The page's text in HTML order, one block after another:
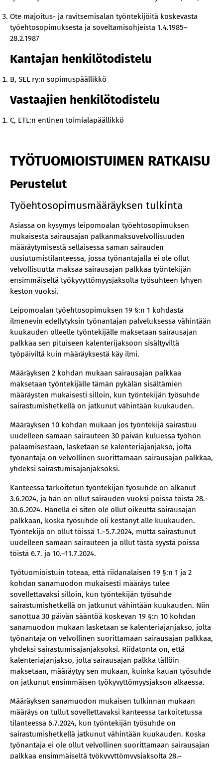
Ote majoitus- ja ravitsemisalan työntekijöitä koskevasta
työehtosopimuksesta ja soveltamisohjeista 1.4.1985–
28.2.1987
Kantajan henkilötodistelu
B, SEL ry:n sopimuspäällikkö
Vastaajien henkilötodistelu
C, ETL:n entinen toimialapäällikkö
TYÖTUOMIOISTUIMEN RATKAISU
Perustelut
Työehtosopimusmääräyksen tulkinta
Asiassa on kysymys leipomoalan työehtosopimuksen
mukaisesta sairausajan palkanmaksuvelvollisuuden
määräytymisestä sellaisessa saman sairauden
uusiutumistilanteessa, jossa työnantajalla ei ole ollut
velvollisuutta maksaa sairausajan palkkaa työntekijän
ensimmäiseltä työkyvyttömyysjaksolta työsuhteen lyhyen
keston vuoksi.
Leipomoalan työehtosopimuksen 19 §:n 1 kohdasta
ilmenevin edellytyksin työnantajan palveluksessa vähintään
kuukauden olleelle työntekijälle maksetaan sairausajan
palkkaa sen pituiseen kalenterijaksoon sisältyviltä
työpäiviltä kuin määräyksestä käy ilmi.
Määräyksen 2 kohdan mukaan sairausajan palkkaa
maksetaan työntekijälle tämän pykälän sisältämien
määräysten mukaisesti silloin, kun työntekijän työsuhde
sairastumishetkellä on jatkunut vähintään kuukauden.
Määräyksen 10 kohdan mukaan jos työntekijä sairastuu
uudelleen samaan sairauteen 30 päivän kuluessa työhön
palaamisestaan, lasketaan se kalenteriajanjakso, jolta
työnantaja on velvollinen suorittamaan sairausajan palkkaa,
yhdeksi sairastumisajanjaksoksi.
Kanteessa tarkoitetun työntekijän työsuhde on alkanut
3.6.2024, ja hän on ollut sairauden vuoksi poissa töistä 28.–
30.6.2024. Hänellä ei siten ole ollut oikeutta sairausajan
palkkaan, koska työsuhde oli kestänyt alle kuukauden.
Työntekijä on ollut töissä 1.–5.7.2024, mutta sairastunut
uudelleen samaan sairauteen ja ollut tästä syystä poissa
töistä 6.7. ja 10.–11.7.2024.
Työtuomioistuin toteaa, että riidanalaisen 19 §:n 1 ja 2
kohdan sanamuodon mukaisesti määräys tulee
sovellettavaksi silloin, kun työntekijän työsuhde
sairastumishetkellä on jatkunut vähintään kuukauden. Niin
sanottua 30 päivän sääntöä koskevan 19 §:n 10 kohdan
sanamuodon mukaan lasketaan se kalenteriajanjakso, jolta
työnantaja on velvollinen suorittamaan sairausajan palkkaa,
yhdeksi sairastumisajanjaksoksi. Riidatonta on, että
kalenteriajanjakso, jolta sairausajan palkka tällöin
maksetaan, määräytyy sen mukaan, kuinka kauan työsuhde
on jatkunut ensimmäisen työkyvyttömyysjakson alkaessa.
Määräyksen sanamuodon mukaisen tulkinnan mukaan
määräys on tullut sovellettavaksi kanteessa tarkoitetussa
tilanteessa 6.7.2024, kun työntekijän työsuhde on
sairastumishetkellä jatkunut vähintään kuukauden. Koska
työnantaja ei ole ollut velvollinen suorittamaan sairausajan
palkkaa ensimmäiseltä työkyvyttömyysjaksolta 28.–